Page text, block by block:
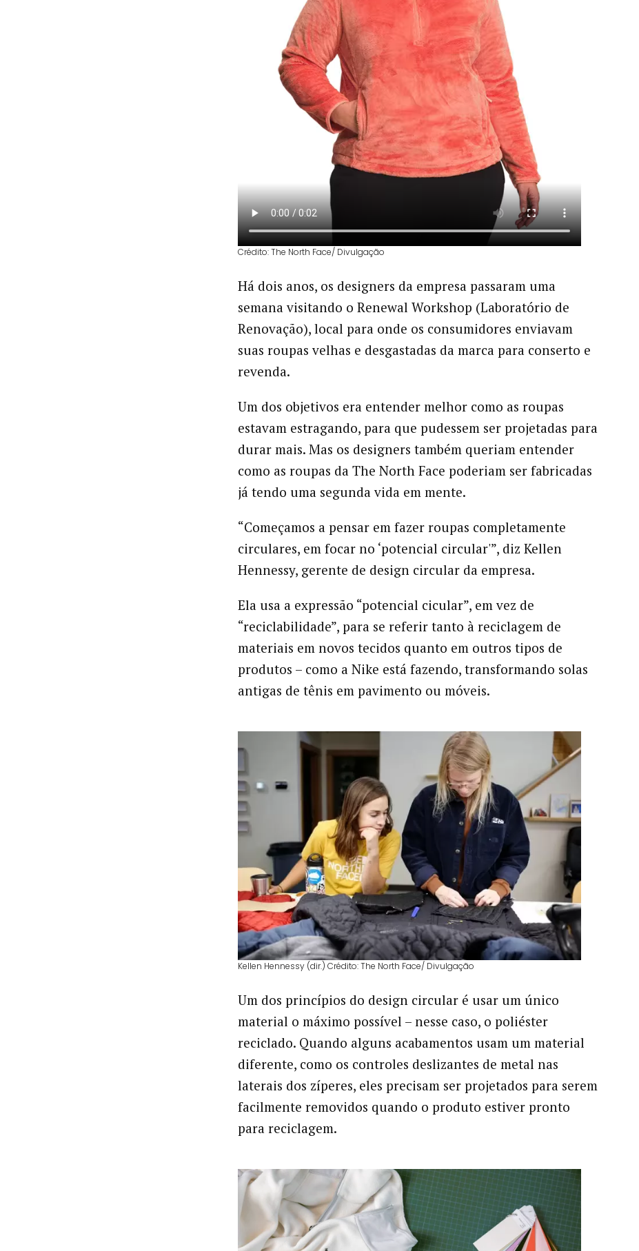
Crédito: The North Face/ Divulgação
Há dois anos, os designers da empresa passaram uma
semana visitando o Renewal Workshop (Laboratório de
Renovação), local para onde os consumidores enviavam
suas roupas velhas e desgastadas da marca para conserto e
revenda.
Um dos objetivos era entender melhor como as roupas
estavam estragando, para que pudessem ser projetadas para
durar mais. Mas os designers também queriam entender
como as roupas da The North Face poderiam ser fabricadas
já tendo uma segunda vida em mente.
“Começamos a pensar em fazer roupas completamente
circulares, em focar no ‘potencial circular'”, diz Kellen
Hennessy, gerente de design circular da empresa.
Ela usa a expressão “potencial cicular”, em vez de
“reciclabilidade”, para se referir tanto à reciclagem de
materiais em novos tecidos quanto em outros tipos de
produtos – como a Nike está fazendo, transformando solas
antigas de tênis em pavimento ou móveis.
Kellen Hennessy (dir.) Crédito: The North Face/ Divulgação
Um dos princípios do design circular é usar um único
material o máximo possível – nesse caso, o poliéster
reciclado. Quando alguns acabamentos usam um material
diferente, como os controles deslizantes de metal nas
laterais dos zíperes, eles precisam ser projetados para serem
facilmente removidos quando o produto estiver pronto
para reciclagem.